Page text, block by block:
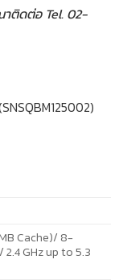
ติดต่อ Tel. 02-
Cache)/ 8-
GHz up to 5.3